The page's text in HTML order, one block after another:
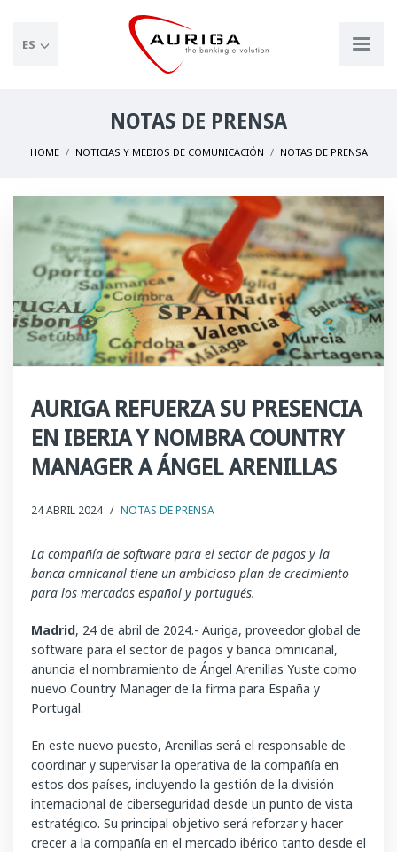
ES
NOTAS DE PRENSA
HOME NOTICIAS Y MEDIOS DE COMUNICACIÓN NOTAS DE PRENSA
AURIGA REFUERZA SU PRESENCIA
EN IBERIA Y NOMBRA COUNTRY
MANAGER A ÁNGEL ARENILLAS
24 ABRIL 2024 / NOTAS DE PRENSA
La compañía de software para el sector de pagos y la
banca omnicanal tiene un ambicioso plan de crecimiento
para los mercados español y portugués.
Madrid, 24 de abril de 2024.- Auriga, proveedor global de
software para el sector de pagos y banca omnicanal,
anuncia el nombramiento de Ángel Arenillas Yuste como
nuevo Country Manager de la firma para España y
Portugal.
En este nuevo puesto, Arenillas será el responsable de
coordinar y supervisar la operativa de la compañía en
estos dos países, incluyendo la gestión de la división
internacional de ciberseguridad desde un punto de vista
estratégico. Su principal objetivo será reforzar y hacer
crecer a la compañía en el mercado ibérico tanto desde el